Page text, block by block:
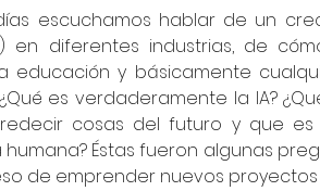
escuchamos hablar de un
en diferentes industrias, de
educación y básicamente
es verdaderamente la IA?
cosas del futuro y que
Éstas fueron algunas
de emprender nuevos proyectos